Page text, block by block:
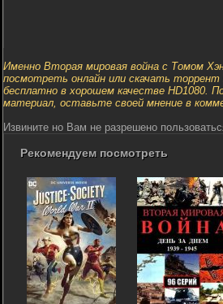
Именно Вторая мировая война с Томом
посмотреть онлайн или скачать торрент
бесплатно в хорошем качестве HD1080.
материал, оставьте своей мнение в
Извините но Вам не разрешено
Рекомендуем посмотреть